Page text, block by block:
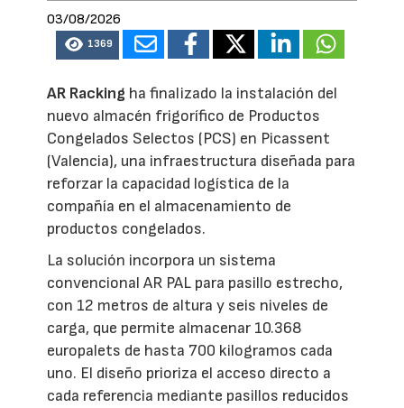
03/08/2026
1369
AR Racking ha finalizado la instalación del
nuevo almacén frigorífico de Productos
Congelados Selectos (PCS) en Picassent
(Valencia), una infraestructura diseñada para
reforzar la capacidad logística de la
compañía en el almacenamiento de
productos congelados.
La solución incorpora un sistema
convencional AR PAL para pasillo estrecho,
con 12 metros de altura y seis niveles de
carga, que permite almacenar 10.368
europalets de hasta 700 kilogramos cada
uno. El diseño prioriza el acceso directo a
cada referencia mediante pasillos reducidos